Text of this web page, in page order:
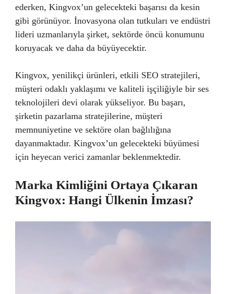
ederken, Kingvox’un gelecekteki başarısı da kesin
gibi görünüyor. İnovasyona olan tutkuları ve endüstri
lideri uzmanlarıyla şirket, sektörde öncü konumunu
koruyacak ve daha da büyüyecektir.
Kingvox, yenilikçi ürünleri, etkili SEO stratejileri,
müşteri odaklı yaklaşımı ve kaliteli işçiliğiyle bir ses
teknolojileri devi olarak yükseliyor. Bu başarı,
şirketin pazarlama stratejilerine, müşteri
memnuniyetine ve sektöre olan bağlılığına
dayanmaktadır. Kingvox’un gelecekteki büyümesi
için heyecan verici zamanlar beklenmektedir.
Marka Kimliğini Ortaya Çıkaran
Kingvox: Hangi Ülkenin İmzası?